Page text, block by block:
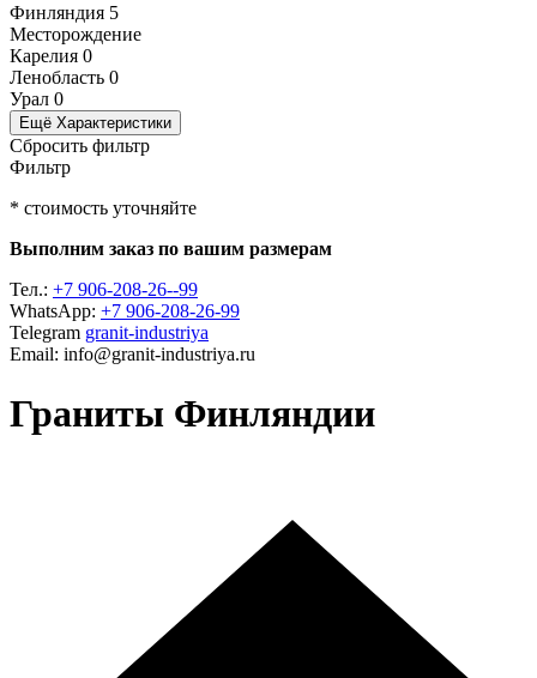
Финляндия 5
Месторождение
Карелия 0
Ленобласть 0
Урал 0
Ещё Характеристики
Сбросить фильтр
Фильтр
* стоимость уточняйте
Выполним заказ по вашим размерам
Тел.: +7 906-208-26--99
WhatsApp: +7 906-208-26-99
Telegram granit-industriya
Email: info@granit-industriya.ru
Граниты Финляндии